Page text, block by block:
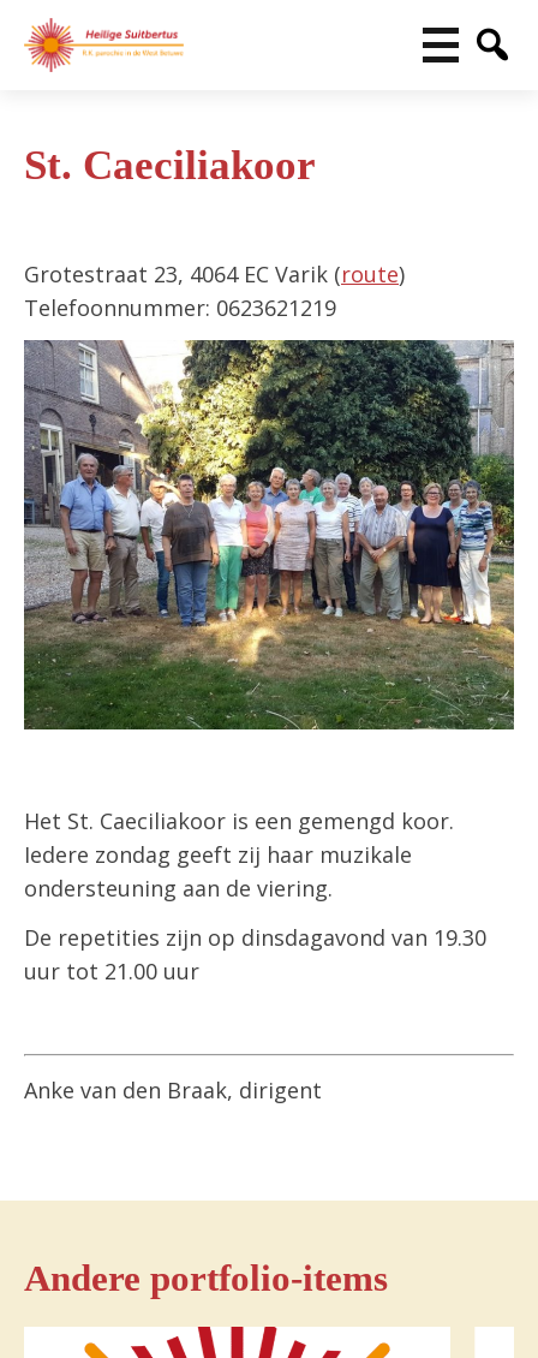
St. Caeciliakoor
Grotestraat 23, 4064 EC Varik (route)
Telefoonnummer: 0623621219
Het St. Caeciliakoor is een gemengd koor.
Iedere zondag geeft zij haar muzikale
ondersteuning aan de viering.
De repetities zijn op dinsdagavond van 19.30
uur tot 21.00 uur
Anke van den Braak, dirigent
Andere portfolio-items